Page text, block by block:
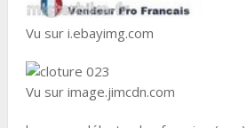
Vu sur i.ebayimg.com
Vu sur image.jimcdn.com